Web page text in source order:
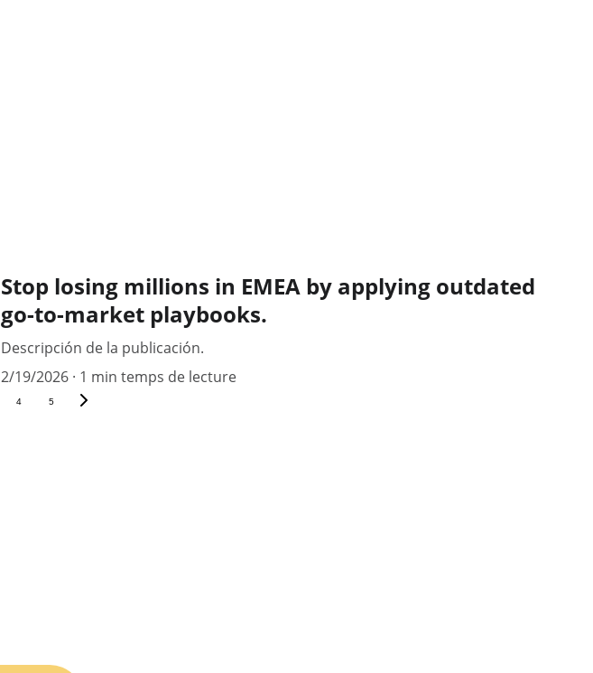
Stop losing millions in EMEA by applying outdated
go-to-market playbooks.
Descripción de la publicación.
2/19/2026 1 min temps de lecture
4 5